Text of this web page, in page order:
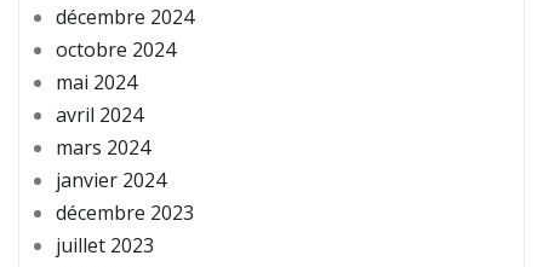
décembre 2024
octobre 2024
mai 2024
avril 2024
mars 2024
janvier 2024
décembre 2023
juillet 2023